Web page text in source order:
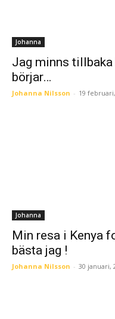
Johanna
Jag minns tillbaka
börjar…
Johanna Nilsson - 19
Johanna
Min resa i Kenya
bästa jag !
Johanna Nilsson - 30 januari,